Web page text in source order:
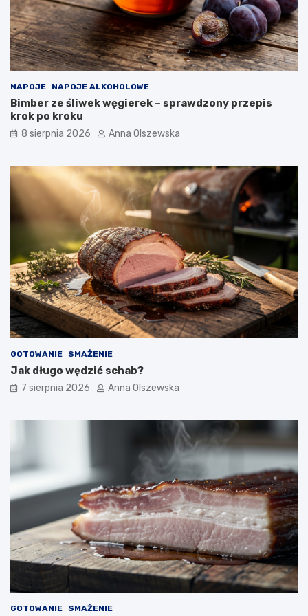
d
o
n
o
w
c
z
e
s
k
u
?
NAPOJE NAPOJE ALKOHOLOWE
Bimber ze śliwek węgierek – sprawdzony przepis
krok po kroku
8 sierpnia 2026 Anna Olszewska
GOTOWANIE SMAŻENIE
Jak długo wędzić schab?
7 sierpnia 2026 Anna Olszewska
GOTOWANIE SMAŻENIE